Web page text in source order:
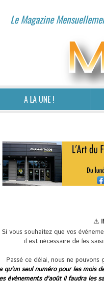
Le Magazine
A LA UNE !
⚠️
Si vous souhaitez que vos
il est nécessaire de les
Passé ce délai, nous ne
seul numéro pour les mois
évènements d'août il faudra les